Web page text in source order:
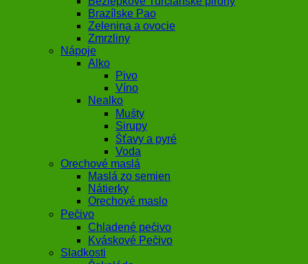
Brazílske Pao
Zelenina a ovocie
Zmrzliny
Nápoje
Alko
Pivo
Víno
Nealko
Mušty
Sirupy
Šťavy a pyré
Voda
Orechové maslá
Maslá zo semien
Nátierky
Orechové maslo
Pečivo
Chladené pečivo
Kváskové Pečivo
Sladkosti